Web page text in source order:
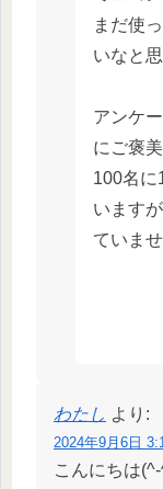
まだ使
いなと
アンケ
にご褒
100名に
います
ていま
わたし より:
2024年9月6日
こんにちは